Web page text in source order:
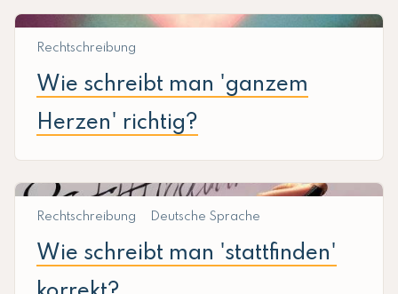
Rechtschreibung
Wie schreibt man 'ganzem
Herzen' richtig?
Rechtschreibung Deutsche Sprache
Wie schreibt man 'stattfinden'